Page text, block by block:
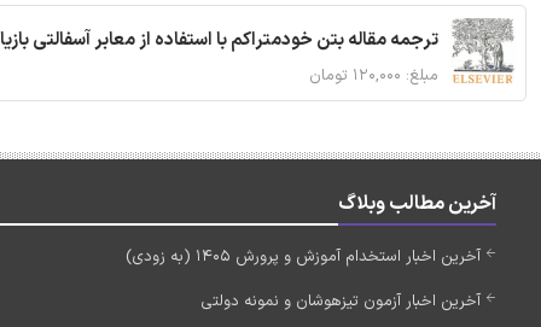
ترجمه مقاله بتن خودمتراکم با استفاده از معابر آسفالتی
مبلغ: ۱۲۰,۰۰۰ تومان
آخرین مطالب وبلاگ
آخرین اخبار استخدام آموزش و پرورش 1405 (به زودی)
آخرین اخبار آزمون تیزهوشان و نمونه دولتی